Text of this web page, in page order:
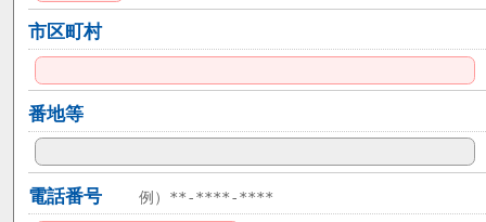
市区町村
番地等
電話番号 例）**-****-****